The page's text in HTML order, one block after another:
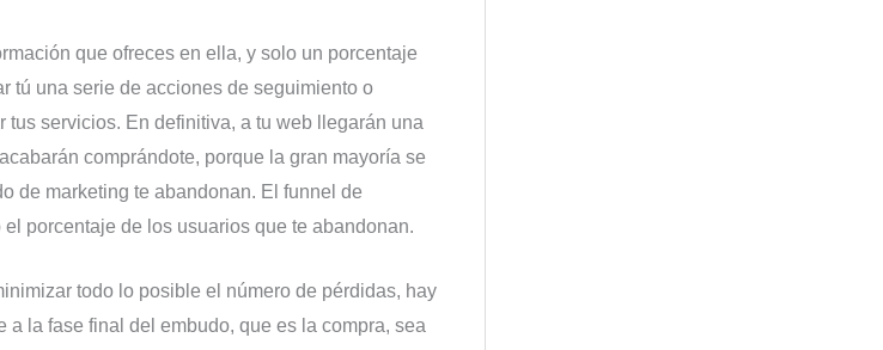
que ofreces en ella, y solo un porcentaje
tú una serie de acciones de seguimiento o
servicios. En definitiva, a tu web llegarán una
comprándote, porque la gran mayoría se
de marketing te abandonan. El funnel de
porcentaje de los usuarios que te abandonan.
todo lo posible el número de pérdidas, hay
la fase final del embudo, que es la compra, sea